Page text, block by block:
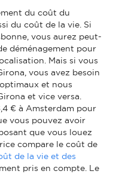
du coût du
du coût de la vie. Si
vous aurez peut-
déménagement pour
Mais si vous
vous avez besoin
et nous
et vice versa.
€ à Amsterdam pour
vous pouvez avoir
que vous louez
compare le coût de
de la vie et des
pris en compte. Le